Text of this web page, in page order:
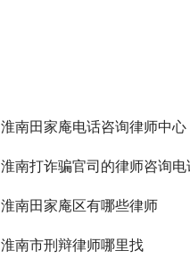
淮南田家庵电话咨询律师中心
淮南打诈骗官司的律师咨询电
淮南田家庵区有哪些律师
淮南市刑辩律师哪里找